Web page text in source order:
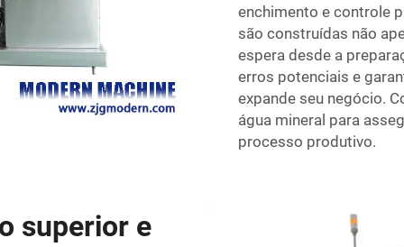
enchimento e controle
são construídas não
espera desde a
erros potenciais e
expande seu negócio.
água mineral para
processo produtivo.
superior e